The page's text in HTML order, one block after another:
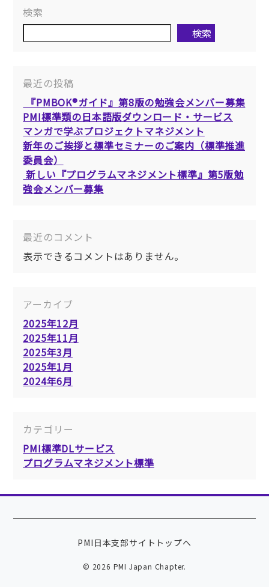
検索
検索
最近の投稿
『PMBOK®ガイド』第8版の勉強会メンバー募集
PMI標準類の日本語版ダウンロード・サービス
マンガで学ぶプロジェクトマネジメント
新年のご挨拶と標準セミナーのご案内（標準推進
委員会）
新しい『プログラムマネジメント標準』第5版勉
強会メンバー募集
最近のコメント
表示できるコメントはありません。
アーカイブ
2025年12月
2025年11月
2025年3月
2025年1月
2024年6月
カテゴリー
PMI標準DLサービス
プログラムマネジメント標準
PMI日本支部サイトトップへ
© 2026 PMI Japan Chapter.